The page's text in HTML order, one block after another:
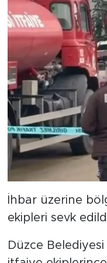
İhbar üzerine
ekipleri sevk
Düzce